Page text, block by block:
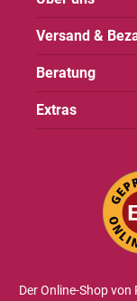
Versand &
Beratung
Extras
Der Online-Shop